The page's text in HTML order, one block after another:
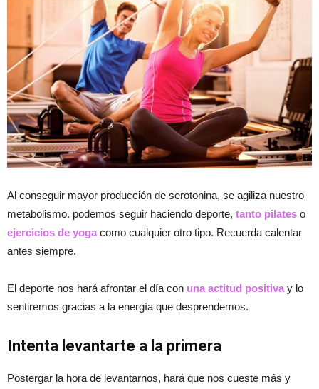
Al conseguir mayor producción de serotonina, se agiliza nuestro
metabolismo. podemos seguir haciendo deporte, tanto pilates o
ejercicios de yoga como cualquier otro tipo. Recuerda calentar
antes siempre.
El deporte nos hará afrontar el día con una actitud positiva y lo
sentiremos gracias a la energía que desprendemos.
Intenta levantarte a la primera
Postergar la hora de levantarnos, hará que nos cueste más y